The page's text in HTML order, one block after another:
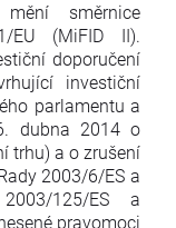
směrnice
EU (MiFID II).
doporučení
investiční
parlamentu a
dubna 2014 o
trhu) a o zrušení
2003/6/ES a
125/ES a
pravomoci